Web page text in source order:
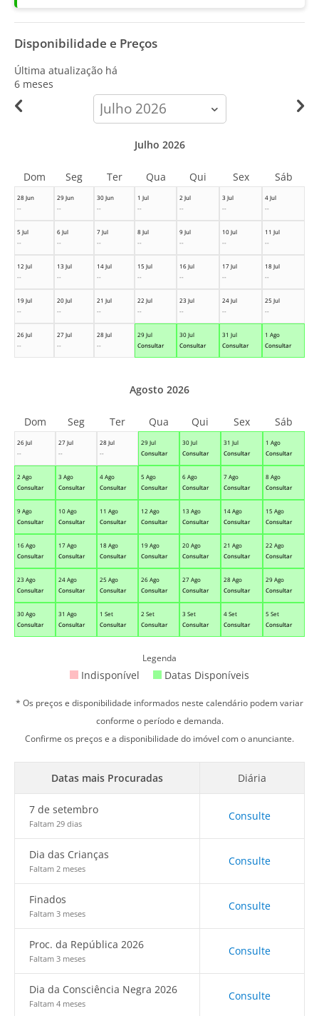
Disponibilidade e Preços
Última atualização há
6 meses
calendar-
month
28 Jun
--
29 Jun
--
30 Jun
--
1 Jul
--
2 Jul
--
3 Jul
--
4 Jul
--
5 Jul
--
6 Jul
--
7 Jul
--
8 Jul
--
9 Jul
--
10 Jul
--
11 Jul
--
12 Jul
--
13 Jul
--
14 Jul
--
15 Jul
--
16 Jul
--
17 Jul
--
18 Jul
--
19 Jul
--
20 Jul
--
21 Jul
--
22 Jul
--
23 Jul
--
24 Jul
--
25 Jul
--
26 Jul
--
27 Jul
--
28 Jul
--
29 Jul
Consultar
30 Jul
Consultar
31 Jul
Consultar
1 Ago
Consultar
Julho 2026
Dom Seg Ter Qua Qui Sex Sáb
26 Jul
--
27 Jul
--
28 Jul
--
29 Jul
Consultar
30 Jul
Consultar
31 Jul
Consultar
1 Ago
Consultar
2 Ago
Consultar
3 Ago
Consultar
4 Ago
Consultar
5 Ago
Consultar
6 Ago
Consultar
7 Ago
Consultar
8 Ago
Consultar
9 Ago
Consultar
10 Ago
Consultar
11 Ago
Consultar
12 Ago
Consultar
13 Ago
Consultar
14 Ago
Consultar
15 Ago
Consultar
16 Ago
Consultar
17 Ago
Consultar
18 Ago
Consultar
19 Ago
Consultar
20 Ago
Consultar
21 Ago
Consultar
22 Ago
Consultar
23 Ago
Consultar
24 Ago
Consultar
25 Ago
Consultar
26 Ago
Consultar
27 Ago
Consultar
28 Ago
Consultar
29 Ago
Consultar
30 Ago
Consultar
31 Ago
Consultar
1 Set
Consultar
2 Set
Consultar
3 Set
Consultar
4 Set
Consultar
5 Set
Consultar
Agosto 2026
Dom Seg Ter Qua Qui Sex Sáb
Legenda
Indisponível Datas Disponíveis
* Os preços e disponibilidade informados neste calendário podem variar
conforme o período e demanda.
Confirme os preços e a disponibilidade do imóvel com o anunciante.
Datas mais Procuradas Diária
7 de setembro
Faltam 29 dias
Consulte
Dia das Crianças
Faltam 2 meses
Consulte
Finados
Faltam 3 meses
Consulte
Proc. da República 2026
Faltam 3 meses
Consulte
Dia da Consciência Negra 2026
Faltam 4 meses
Consulte